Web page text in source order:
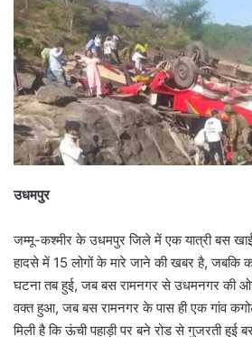
उधमपुर
जम्मू-कश्मीर के उधमपुर जिले में एक यात्री बस
हादसे में 15 लोगों के मारे जाने की खबर है, जबकि
घटना तब हुई, जब बस रामनगर से उधमनगर की
वक्त हुआ, जब बस रामनगर के पास ही एक गांव
मिली है कि ऊंची पहाड़ी पर बने रोड से गुजरती हुई